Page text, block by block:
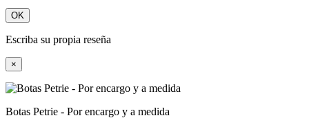
OK
Escriba su propia reseña
×
Botas Petrie - Por encargo y a medida